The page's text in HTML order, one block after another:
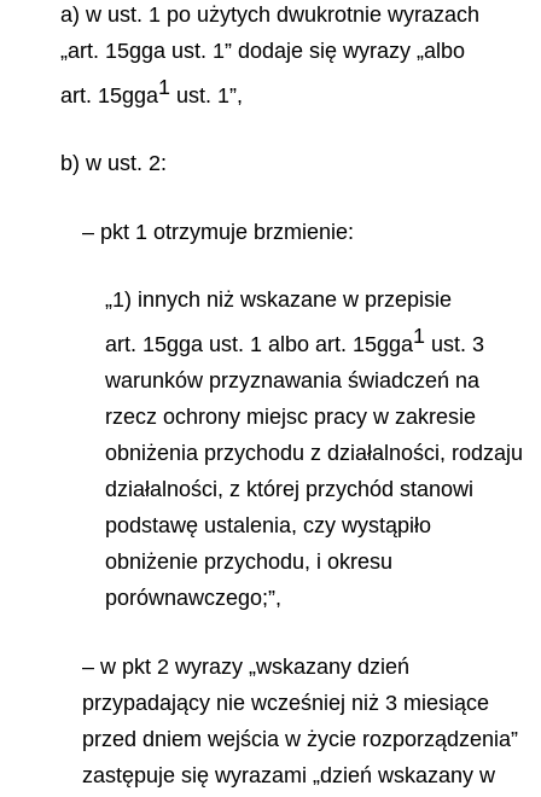
a) w ust. 1 po użytych dwukrotnie wyrazach
„art. 15gga ust. 1” dodaje się wyrazy „albo
art. 15gga1 ust. 1”,
b) w ust. 2:
– pkt 1 otrzymuje brzmienie:
„1) innych niż wskazane w przepisie
art. 15gga ust. 1 albo art. 15gga1 ust. 3
warunków przyznawania świadczeń na
rzecz ochrony miejsc pracy w zakresie
obniżenia przychodu z działalności, rodzaju
działalności, z której przychód stanowi
podstawę ustalenia, czy wystąpiło
obniżenie przychodu, i okresu
porównawczego;”,
– w pkt 2 wyrazy „wskazany dzień
przypadający nie wcześniej niż 3 miesiące
przed dniem wejścia w życie rozporządzenia”
zastępuje się wyrazami „dzień wskazany w